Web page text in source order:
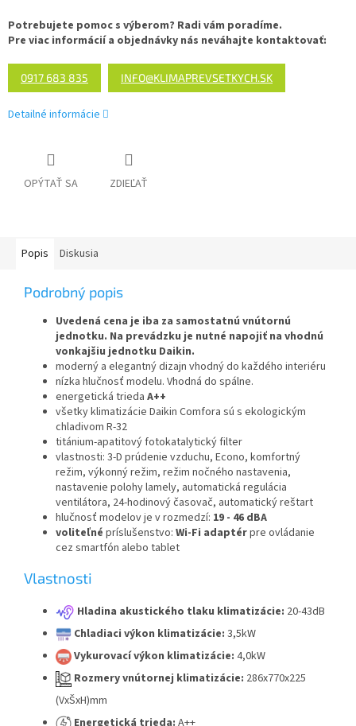
Potrebujete pomoc s výberom? Radi vám poradíme.
Pre viac informácií a objednávky nás neváhajte kontaktovať:
0917 683 835 INFO@KLIMAPREVSETKYCH.SK
Detailné informácie
OPÝTAŤ SA ZDIEĽAŤ
Popis Diskusia
Podrobný popis
Uvedená cena je iba za samostatnú vnútornú
jednotku. Na prevádzku je nutné napojiť na vhodnú
vonkajšiu jednotku Daikin.
moderný a elegantný dizajn vhodný do každého interiéru
nízka hlučnosť modelu. Vhodná do spálne.
energetická trieda A++
všetky klimatizácie Daikin Comfora sú s ekologickým
chladivom R-32
titánium-apatitový fotokatalytický filter
vlastnosti: 3-D prúdenie vzduchu, Econo, komfortný
režim, výkonný režim, režim nočného nastavenia,
nastavenie polohy lamely, automatická regulácia
ventilátora, 24-hodinový časovač, automatický reštart
hlučnosť modelov je v rozmedzí: 19 - 46 dBA
voliteľné príslušenstvo: Wi-Fi adaptérpre ovládanie
cez smartfón alebo tablet
Vlastnosti
Hladina akustického tlaku klimatizácie: 20-43dB
Chladiaci výkon klimatizácie: 3,5kW
Vykurovací výkon klimatizácie: 4,0kW
Rozmery vnútornej klimatizácie: 286x770x225
(VxŠxH)mm